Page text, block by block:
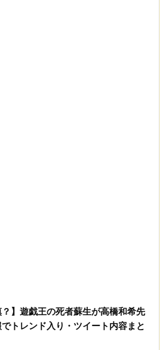
？】遊戯王の死者蘇生が高橋和希先
トレンド入り・ツイート内容まと